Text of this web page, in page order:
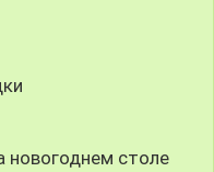
новогоднем столе